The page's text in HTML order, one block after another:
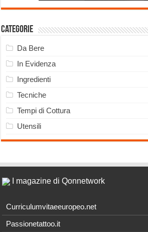
Categorie
Da Bere
In Evidenza
Ingredienti
Tecniche
Tempi di Cottura
Utensili
I magazine di Qonnetwork
Curriculumvitaeeuropeo.net
Passionetattoo.it